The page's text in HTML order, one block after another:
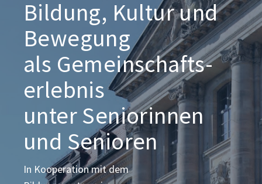
Bildung, Kultur und
Bewegung
als Gemeinschafts­
erlebnis
unter Seniorinnen
und Senioren
In Kooperation mit dem